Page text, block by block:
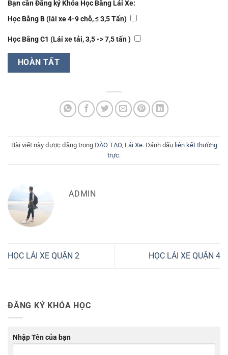
Bạn cần Đăng ký Khóa Học Bằng Lái Xe:
Học Bằng B (lái xe 4-9 chỗ, ≤ 3,5 Tấn)
Học Bằng C1 (Lái xe tải, 3,5 -> 7,5 tấn )
Bài viết này được đăng trong ĐÀO TẠO, Lái Xe. Đánh dấu liên kết thường
trực.
ADMIN
HỌC LÁI XE QUẬN 2 HỌC LÁI XE QUẬN 4
ĐĂNG KÝ KHÓA HỌC
Nhập Tên của bạn